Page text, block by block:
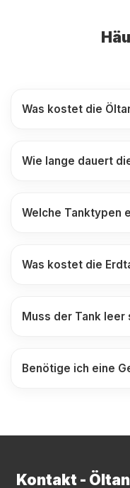
Was kostet die
Wie lange dauert
Welche Tanktypen
Was kostet die
Muss der Tank leer
Benötige ich eine
Kontakt -